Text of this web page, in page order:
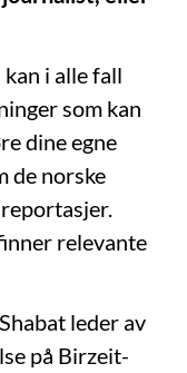
i alle fall
som kan
dine egne
de norske
relevante
leder av
på Birzeit-